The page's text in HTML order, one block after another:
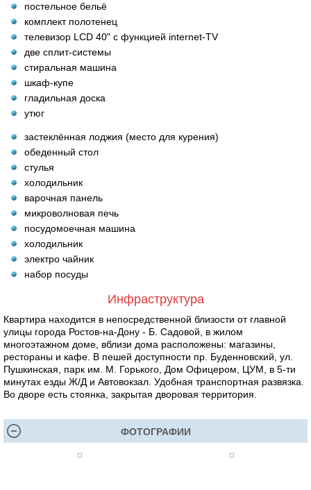
постельное бельё
комплект полотенец
телевизор LCD 40" c функцией internet-TV
две сплит-системы
стиральная машина
шкаф-купе
гладильная доска
утюг
застеклённая лоджия (место для курения)
обеденный стол
стулья
холодильник
варочная панель
микроволновая печь
посудомоечная машина
холодильник
электро чайник
набор посуды
Инфраструктура
Квартира находится в непосредственной близости от главной
улицы города Ростов-на-Дону - Б. Садовой, в жилом
многоэтажном доме, вблизи дома расположены: магазины,
рестораны и кафе. В пешей доступности пр. Буденновский, ул.
Пушкинская, парк им. М. Горького, Дом Офицером, ЦУМ, в 5-ти
минутах езды Ж/Д и Автовокзал. Удобная транспортная развязка.
Во дворе есть стоянка, закрытая дворовая территория.
ФОТОГРАФИИ